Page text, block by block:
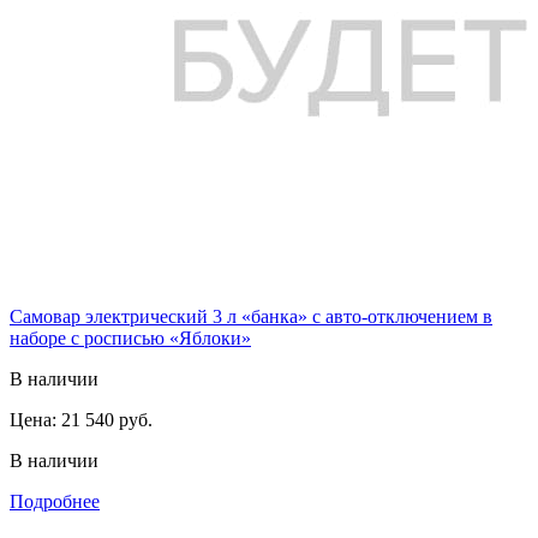
Самовар электрический 3 л «банка» с авто-отключением в
наборе с росписью «Яблоки»
В наличии
Цена: 21 540 руб.
В наличии
Подробнее